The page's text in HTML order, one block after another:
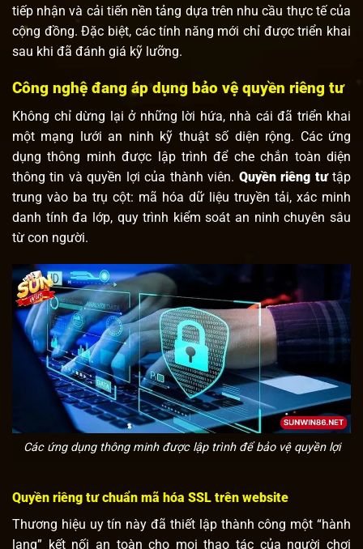
tiếp nhận và cải tiến nền tảng dựa trên nhu cầu thực tế của
cộng đồng. Đặc biệt, các tính năng mới chỉ được triển khai
sau khi đã đánh giá kỹ lưỡng.
Công nghệ đang áp dụng bảo vệ quyền riêng tư
Không chỉ dừng lại ở những lời hứa, nhà cái đã triển khai
một mạng lưới an ninh kỹ thuật số diện rộng. Các ứng
dụng thông minh được lập trình để che chắn toàn diện
thông tin và quyền lợi của thành viên. Quyền riêng tưtập
trung vào ba trụ cột: mã hóa dữ liệu truyền tải, xác minh
danh tính đa lớp, quy trình kiểm soát an ninh chuyên sâu
từ con người.
Các ứng dụng thông minh được lập trình để bảo vệ quyền lợi
Quyền riêng tư chuẩn mã hóa SSL trên website
Thương hiệu uy tín này đã thiết lập thành công một “hành
lang” kết nối an toàn cho mọi thao tác của người chơi